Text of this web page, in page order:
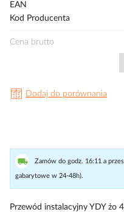
EAN
Kod Producenta
Cena brutto
Dodaj do porównania
Zamów do godz. 16:11 a
gabarytowe w 24-48h).
Przewód instalacyjny YDY żo